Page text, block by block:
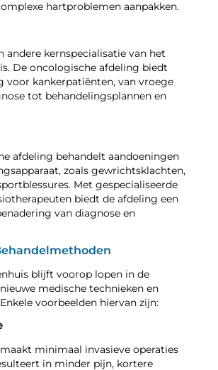
hartproblemen aanpakken.
andere kernspecialisatie van het
De oncologische afdeling biedt
voor kankerpatiënten, van vroege
tot behandelingsplannen en
afdeling behandelt aandoeningen
zoals gewrichtsklachten,
Met gespecialiseerde
biedt de afdeling een
van diagnose en
blijft voorop lopen in de
medische technieken en
voorbeelden hiervan zijn:
minimaal invasieve operaties
in minder pijn, kortere